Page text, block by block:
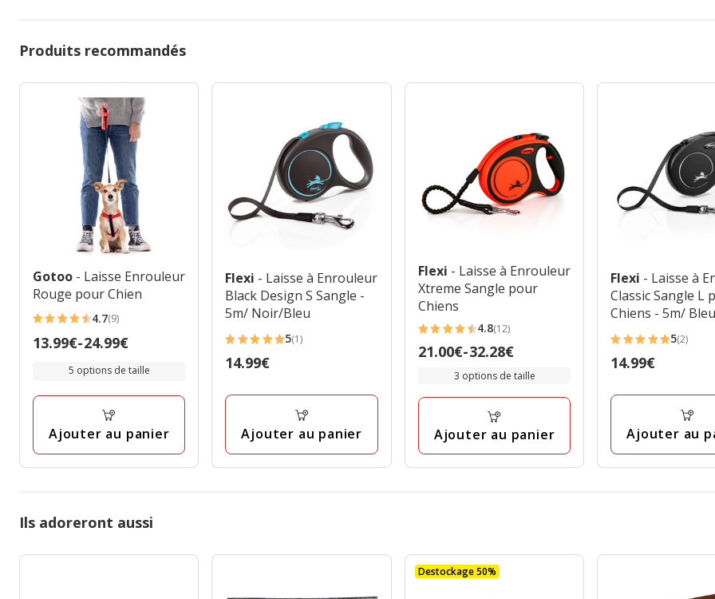
Produits recommandés
Gotoo - Laisse Enrouleur
Rouge pour Chien
4.7
étoiles
avis
4.7(9)
Prix
à
13.99€-24.99€
5 options de taille
Ajouter au panier
Flexi - Laisse à Enrouleur
Black Design S Sangle -
5m/ Noir/Bleu
5
étoiles
1
5(1)
Prix
14.99€
Ajouter au panier
Flexi - Laisse à Enrouleur
Xtreme Sangle pour
Chiens
4.8
étoiles
12
4.8(12)
Prix
à
32.28€
21.00€-32.28€
3 options de taille
Ajouter au panier
Flexi - Laisse à
Classic Sangle L
Chiens - 5m/
5
étoiles
2
5(2)
Prix
14.99€
Ajouter au
Ils adoreront aussi
Destockage 50%